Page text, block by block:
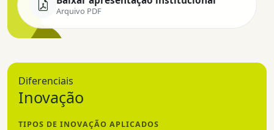
Arquivo PDF
Diferenciais
Inovação
TIPOS DE INOVAÇÃO APLICADOS